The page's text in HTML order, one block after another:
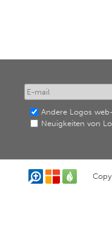
Andere Logos
Neuigkeiten von